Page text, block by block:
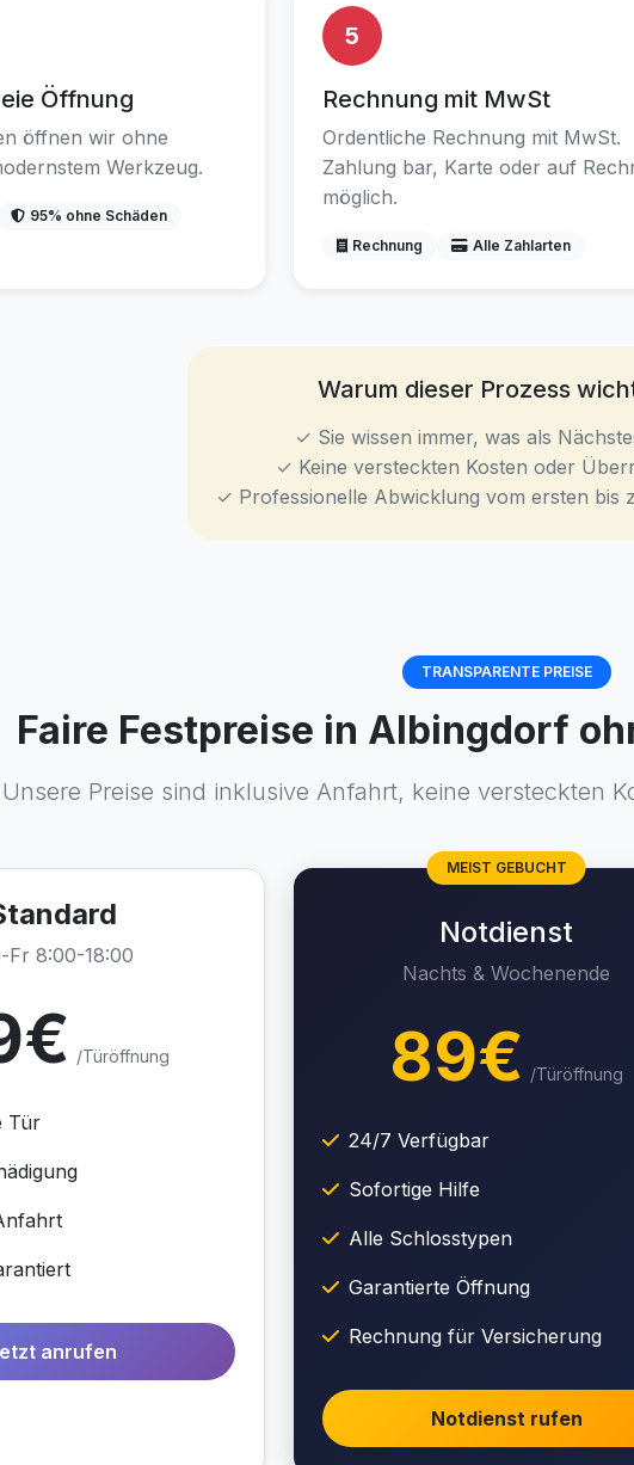
Öffnung
öffnen wir ohne
Werkzeug.
95% ohne Schäden
5
Rechnung mit MwSt
Ordentliche Rechnung mit MwSt.
Zahlung bar, Karte oder auf
möglich.
Rechnung Alle Zahlarten
Warum dieser Prozess
✓ Sie wissen immer, was als
✓ Keine versteckten Kosten oder
✓ Professionelle Abwicklung vom ersten bis
TRANSPARENTE PREISE
Faire Festpreise in Albingdorf
Unsere Preise sind inklusive Anfahrt, keine versteckten
Fr 8:00-18:00
/Türöffnung
Tür
anrufen
MEIST GEBUCHT
Notdienst
Nachts & Wochenende
89€ /Türöffnung
24/7 Verfügbar
Sofortige Hilfe
Alle Schlosstypen
Garantierte Öffnung
Rechnung für Versicherung
Notdienst rufen